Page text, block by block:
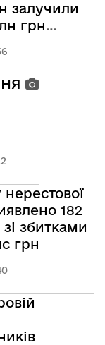
залучили
грн
нерестової
182
збитками
грн